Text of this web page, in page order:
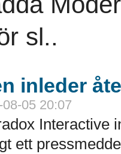
sl..
inleder
05 20:07
Interactive
ett